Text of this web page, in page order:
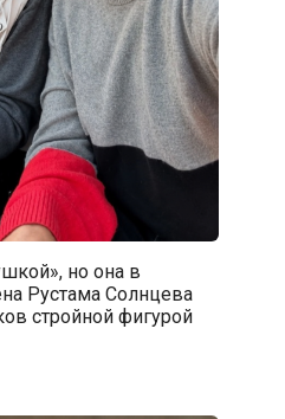
но она в
Рустама Солнцева
стройной фигурой